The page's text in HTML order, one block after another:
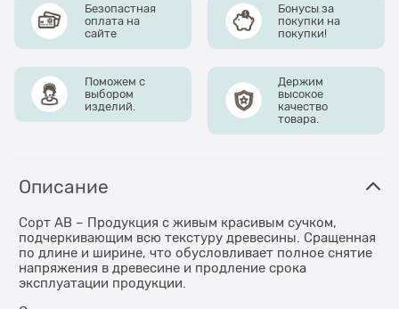
Безопастная
оплата на
сайте
Бонусы за
покупки на
покупки!
Поможем с
выбором
изделий.
Держим
высокое
качество
товара.
Описание
Сорт АВ – Продукция с живым красивым сучком,
подчеркивающим всю текстуру древесины. Сращенная
по длине и ширине, что обусловливает полное снятие
напряжения в древесине и продление срока
эксплуатации продукции.